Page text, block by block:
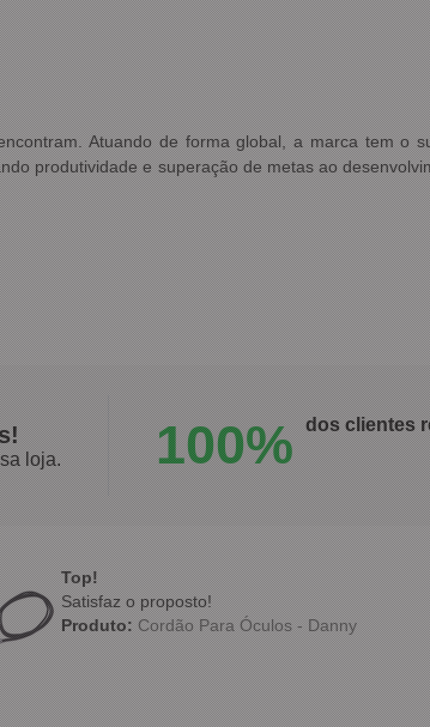
Atuando de forma global, a marca tem o
produtividade e superação de metas ao
loja. 100% dos clientes
Top!
Satisfaz o proposto!
Produto:Cordão Para Óculos - Danny